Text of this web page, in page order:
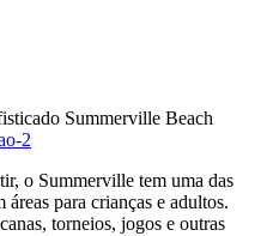
Summerville Beach
o Summerville tem uma das
para crianças e adultos.
torneios, jogos e outras